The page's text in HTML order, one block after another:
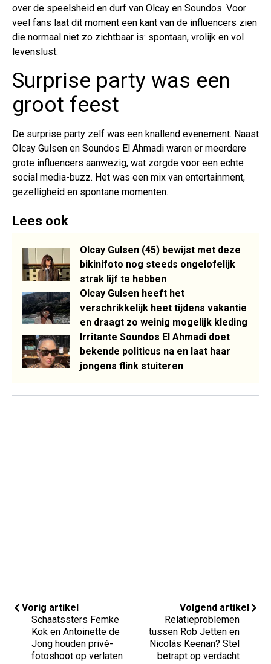
over de speelsheid en durf van Olcay en Soundos. Voor
veel fans laat dit moment een kant van de influencers zien
die normaal niet zo zichtbaar is: spontaan, vrolijk en vol
levenslust.
Surprise party was een
groot feest
De surprise party zelf was een knallend evenement. Naast
Olcay Gulsen en Soundos El Ahmadi waren er meerdere
grote influencers aanwezig, wat zorgde voor een echte
social media-buzz. Het was een mix van entertainment,
gezelligheid en spontane momenten.
Lees ook
Olcay Gulsen (45) bewijst met deze
bikinifoto nog steeds ongelofelijk
strak lijf te hebben
Olcay Gulsen heeft het
verschrikkelijk heet tijdens vakantie
en draagt zo weinig mogelijk kleding
Irritante Soundos El Ahmadi doet
bekende politicus na en laat haar
jongens flink stuiteren
Vorig artikel
Schaatssters Femke
Kok en Antoinette de
Jong houden privé-
fotoshoot op verlaten
Volgend artikel
Relatieproblemen
tussen Rob Jetten en
Nicolás Keenan? Stel
betrapt op verdacht